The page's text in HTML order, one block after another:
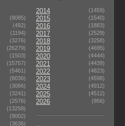
(8085)
(492)
(1194)
(3276)
(26279)
(1503)
(15757)
(5461)
(8036)
(3066)
(3241)
(2576)
(13258)
(9002)
(3636)
2014 (1459)
2015 (1540)
2016 (1883)
2017 (2529)
2018 (3258)
2019 (4695)
2020 (4444)
2021 (4439)
2022 (4823)
2023 (4598)
2024 (4912)
2025 (4512)
2026 (956)